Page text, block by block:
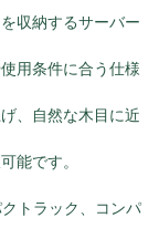
収納するサーバー
用条件に合う仕様
、自然な木目に近
能です。
トラック、コンパ